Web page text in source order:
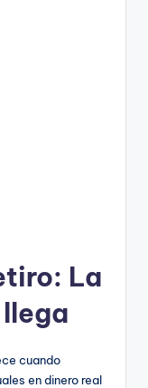
La
cuando
en dinero real